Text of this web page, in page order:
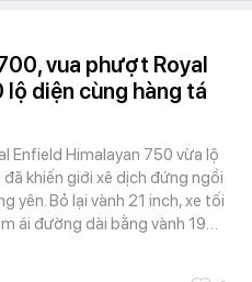
vua phượt Royal
diện cùng hàng tá
Enfield Himalayan 750 vừa lộ
đã khiến giới xê dịch đứng ngồi
yên. Bỏ lại vành 21 inch, xe tối
ái đường dài bằng vành 19…